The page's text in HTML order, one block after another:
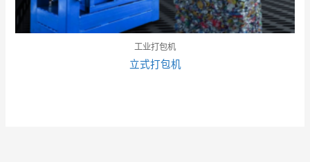
工业打包机
立式打包机